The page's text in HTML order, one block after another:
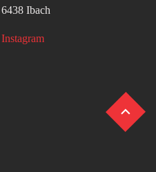
6438 Ibach
Instagram